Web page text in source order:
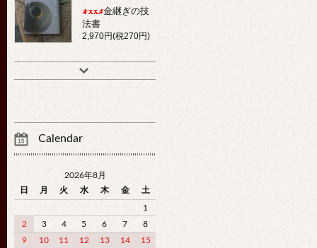
金継ぎの技
法書
2,970円(税270円)
Calendar
2026年8月
日
月 火 水 木 金 土
1
2
3 4 5 6 7
8
9
10 11 12 13 14
15